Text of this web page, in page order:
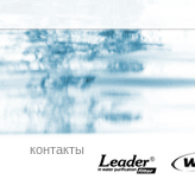
контакты